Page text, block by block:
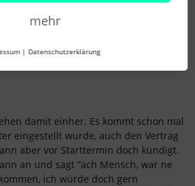
kurze Rückmeldung. :)
damit einher. Es kommt schon mal
eingestellt wurde, auch den Vertrag
aber vor Starttermin doch kündigt.
an und sagt “ach Mensch, war ne
ich würde doch gern
mehr
| Datenschutzerklärung